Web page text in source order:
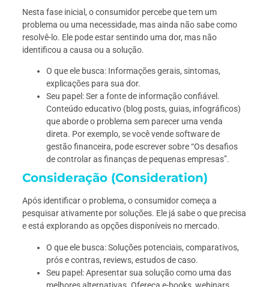
Nesta fase inicial, o consumidor percebe que tem um
problema ou uma necessidade, mas ainda não sabe como
resolvê-lo. Ele pode estar sentindo uma dor, mas não
identificou a causa ou a solução.
O que ele busca: Informações gerais, sintomas,
explicações para sua dor.
Seu papel: Ser a fonte de informação confiável.
Conteúdo educativo (blog posts, guias, infográficos)
que aborde o problema sem parecer uma venda
direta. Por exemplo, se você vende software de
gestão financeira, pode escrever sobre “Os desafios
de controlar as finanças de pequenas empresas”.
Consideração (Consideration)
Após identificar o problema, o consumidor começa a
pesquisar ativamente por soluções. Ele já sabe o que precisa
e está explorando as opções disponíveis no mercado.
O que ele busca: Soluções potenciais, comparativos,
prós e contras, reviews, estudos de caso.
Seu papel: Apresentar sua solução como uma das